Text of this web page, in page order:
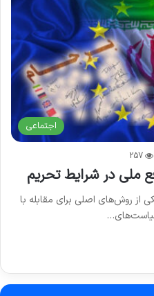
اجتماعی
257
ملی در شرایط تحریم
از روش‌های اصلی برای مقابله با